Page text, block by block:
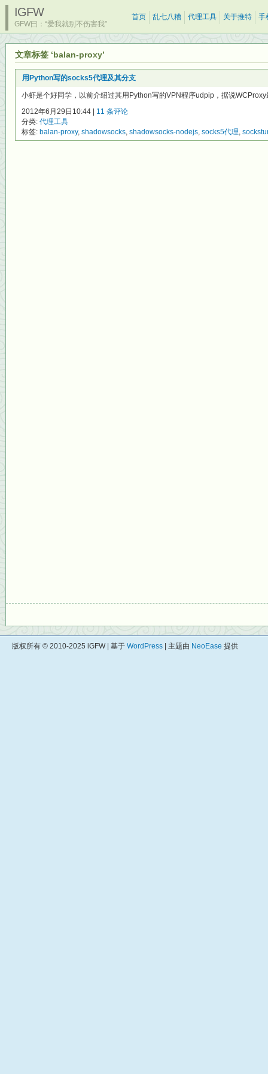
IGFW
GFW曰：“爱我就别不伤害我”
首页 乱七八糟 代理工具 关于推特 手
文章标签 ‘balan-proxy’
用Python写的socks5代理及其分支
小虾是个好同学，以前介绍过其用Python写的VPN程序udpip，据说
2012年6月29日10:44 | 11 条评论
分类: 代理工具
标签: balan-proxy, shadowsocks, shadowsocks-nodejs, socks5代理,
版权所有 © 2010-2025 iGFW | 基于 WordPress | 主题由 NeoEase 提供